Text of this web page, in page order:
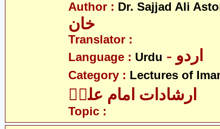
Author : Dr. Sajjad Ali
خان
Translator :
Language : Urdu - اردو
Category : Lectures of
ارشادات امام علیؑ
Topic :